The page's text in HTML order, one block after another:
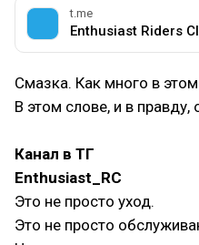
t.me
Смазка. Как много в
В этом слове, и в правду,
Канал в ТГ
Enthusiast_RC
Это не просто уход.
Это не просто